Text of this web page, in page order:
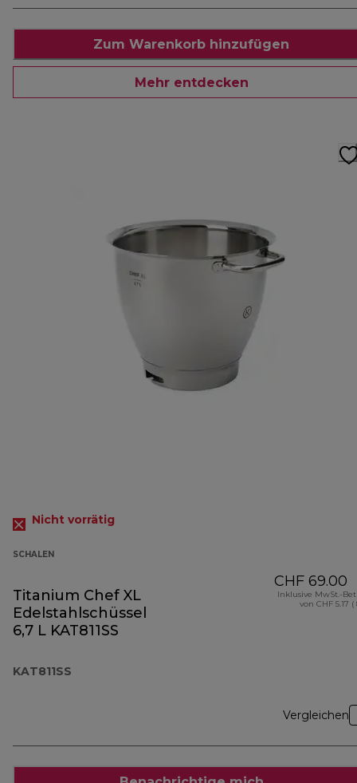
Zum Warenkorb hinzufügen
Mehr entdecken
Nicht vorrätig
SCHALEN
Titanium Chef XL
Edelstahlschüssel
6,7 L KAT811SS
KAT811SS
CHF 69.00
Inklusive MwSt.-
von CHF 5.17 (
Vergleichen